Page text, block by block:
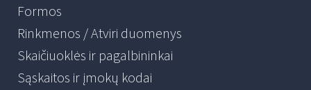
Formos
Rinkmenos / Atviri duomenys
Skaičiuoklės ir pagalbininkai
Sąskaitos ir įmokų kodai